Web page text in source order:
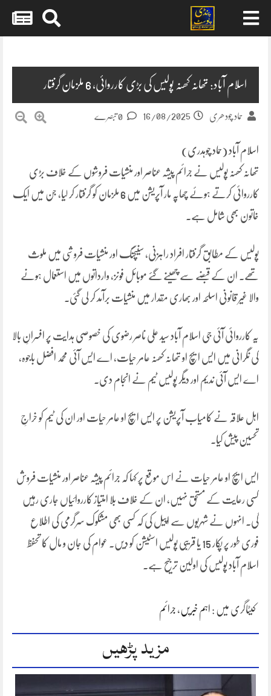
اسلام آباد: تھانہ کھنہ پولیس کی بڑی کارروائی، 6 ملزمان گرفتار
حماد چودھری 16/08/2025
اسلام آباد (حماد چوہدری)
تھانہ کھنہ پولیس نے جرائم پیشہ عناصر اور منشیات فروشوں کے خلاف بڑی
کارروائی کرتے ہوئے چھاپہ مار آپریشن میں 6 ملزمان کو گرفتار کر لیا، جن میں ایک
خاتون بھی شامل ہے۔
پولیس کے مطابق گرفتار افراد راہزنی، سنیچنگ اور منشیات فروشی میں ملوث
تھے۔ ان کے قبضے سے چھینے گئے موبائل فونز، وارداتوں میں استعمال ہونے
والا غیر قانونی اسلحہ اور بھاری مقدار میں منشیات برآمد کر لی گئی۔
یہ کارروائی آئی جی اسلام آباد سید علی ناصر رضوی کی خصوصی ہدایت پر افسرانِ بالا
کی نگرانی میں ایس ایچ او تھانہ کھنہ عامر حیات، اے ایس آئی محمد افضل باجوہ،
اے ایس آئی ندیم اور دیگر پولیس ٹیم نے انجام دی۔
اہل علاقہ نے کامیاب آپریشن پر ایس ایچ او عامر حیات اور ان کی ٹیم کو خراجِ
تحسین پیش کیا۔
ایس ایچ او عامر حیات نے اس موقع پر کہا کہ جرائم پیشہ عناصر اور منشیات فروش
کسی رعایت کے مستحق نہیں، ان کے خلاف بلا امتیاز کارروائیاں جاری رہیں
گی۔ انہوں نے شہریوں سے اپیل کی کہ کسی بھی مشکوک سرگرمی کی اطلاع
فوری طور پر پکار 15 یا قریبی پولیس اسٹیشن کو دیں۔ عوام کی جان و مال کا تحفظ
اسلام آباد پولیس کی اولین ترجیح ہے۔
کیٹاگری میں : اہم خبریں ، جرائم
مزید پڑھیں